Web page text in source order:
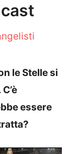
le Stelle si
essere